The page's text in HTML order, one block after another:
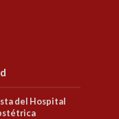
del Hospital